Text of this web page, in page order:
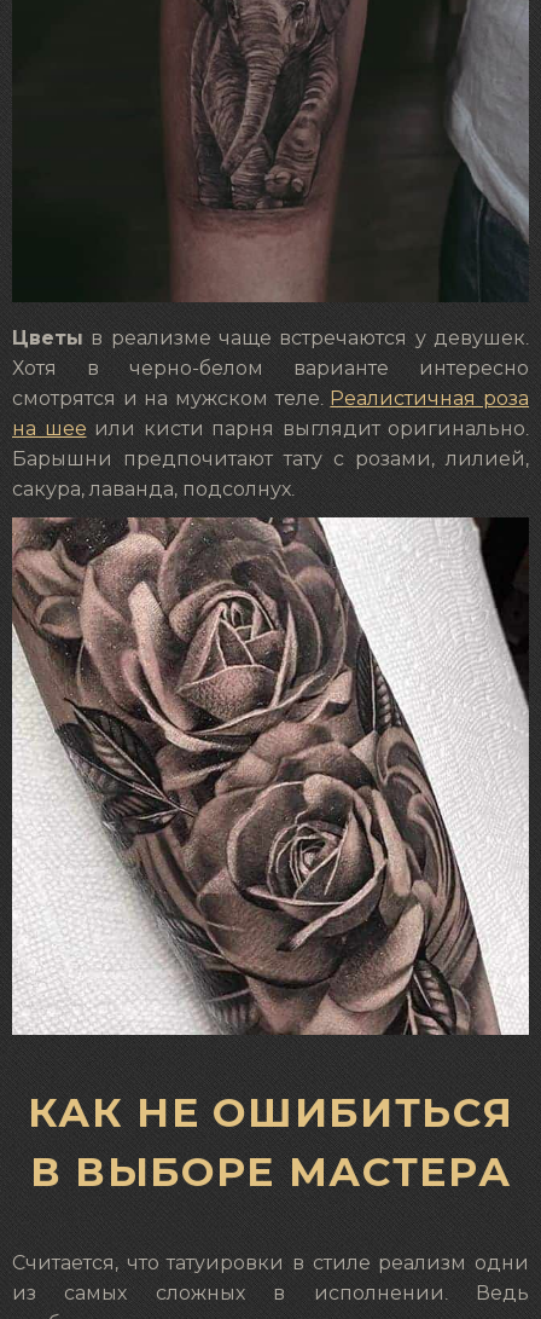
Цветы в реализме чаще встречаются у девушек.
Хотя в черно-белом варианте интересно
смотрятся и на мужском теле. Реалистичная роза
на шее или кисти парня выглядит оригинально.
Барышни предпочитают тату с розами, лилией,
сакура, лаванда, подсолнух.
КАК НЕ ОШИБИТЬСЯ
В ВЫБОРЕ МАСТЕРА
Считается, что татуировки в стиле реализм одни
из самых сложных в исполнении. Ведь